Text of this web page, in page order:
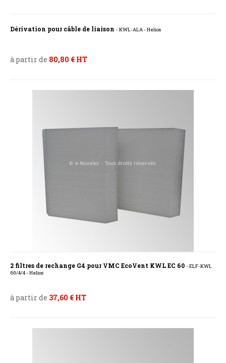
Dérivation pour câble de liaison - KWL-ALA - Helios
à partir de 80,80 € HT
2 filtres de rechange G4 pour VMC EcoVent KWL EC 60 - ELF-KWL
60/4/4 - Helios
à partir de 37,60 € HT